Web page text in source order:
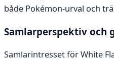
både Pokémon-urval och
Samlarperspektiv och
Samlarintresset för White